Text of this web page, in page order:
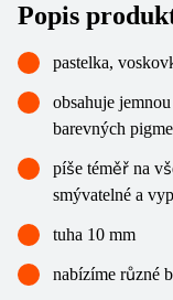
Popis
pastelka,
obsahuje
barevných
píše téměř na
smývatelné a
tuha 10 mm
nabízíme různé